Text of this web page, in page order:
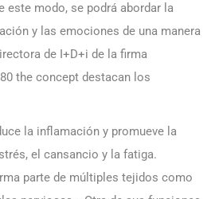
este modo, se podrá abordar la
y las emociones de una manera
de I+D+i de la firma
the concept destacan los
la inflamación y promueve la
el cansancio y la fatiga.
parte de múltiples tejidos como